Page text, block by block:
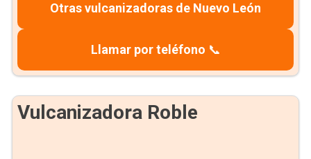
Otras vulcanizadoras de Nuevo León
Llamar por teléfono 📞
Vulcanizadora Roble